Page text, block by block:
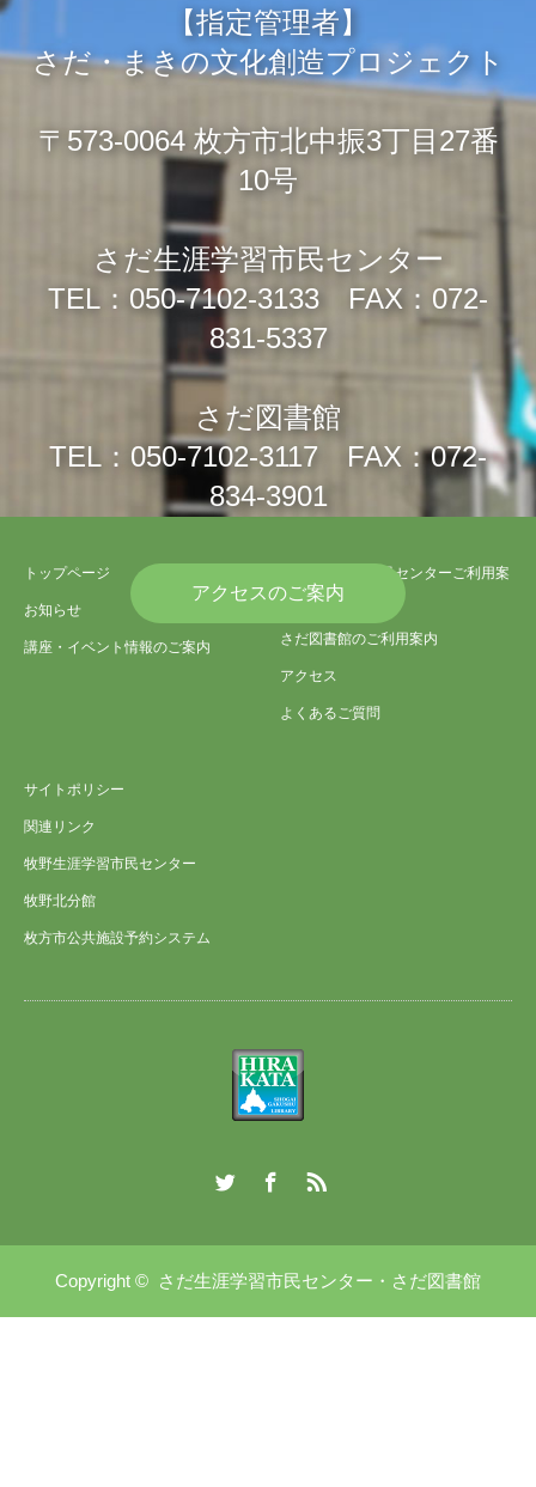
【指定管理者】
さだ・まきの文化創造プロジェクト
〒573-0064 枚方市北中振3丁目27番
10号
さだ生涯学習市民センター
TEL：050-7102-3133 FAX：072-
831-5337
さだ図書館
TEL：050-7102-3117 FAX：072-
834-3901
アクセスのご案内
トップページ
お知らせ
講座・イベント情報のご案内
さだ生涯学習市民センターご利用案
内
さだ図書館のご利用案内
アクセス
よくあるご質問
サイトポリシー
関連リンク
牧野生涯学習市民センター
牧野北分館
枚方市公共施設予約システム
Copyright © さだ生涯学習市民センター・さだ図書館